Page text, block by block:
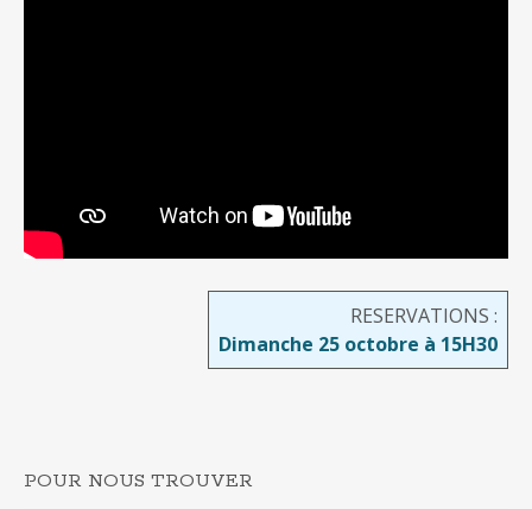
RESERVATIONS :
Dimanche 25 octobre à 15H30
POUR NOUS TROUVER